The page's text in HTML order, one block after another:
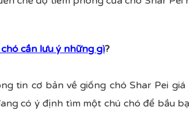
cần lưu ý những gì?
tin cơ bản về giống chó Shar Pei giá
có ý định tìm một chú chó để bầu